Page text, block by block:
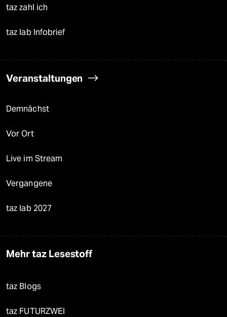
taz zahl ich
taz lab Infobrief
Veranstaltungen
Demnächst
Vor Ort
Live im Stream
Vergangene
taz lab 2027
Mehr taz Lesestoff
taz Blogs
taz FUTURZWEI